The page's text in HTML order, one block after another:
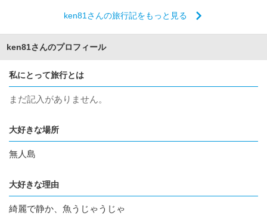
ken81さんの旅行記をもっと見る
ken81さんのプロフィール
私にとって旅行とは
まだ記入がありません。
大好きな場所
無人島
大好きな理由
綺麗で静か、魚うじゃうじゃ